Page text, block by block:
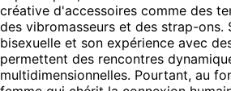
créative d'accessoires comme des
des vibromasseurs et des strap-ons.
bisexuelle et son expérience avec
permettent des rencontres
multidimensionnelles. Pourtant, au